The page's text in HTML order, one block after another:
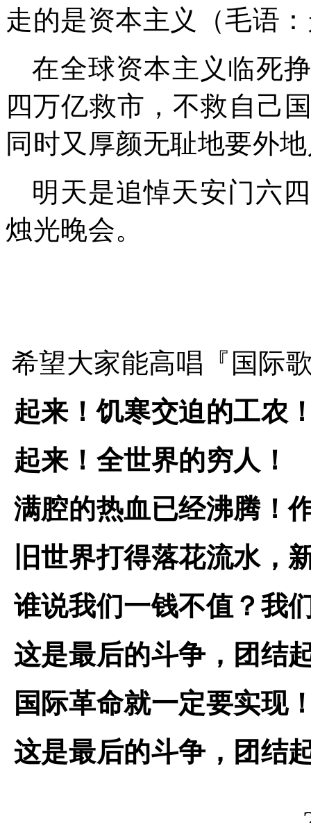
走的是资本主义（毛语
在全球资本主义临死
四万亿救市，不救自己
同时又厚颜无耻地要外
明天是追悼天安门六
烛光晚会。
希望大家能高唱『国际
起来！饥寒交迫的工农
起来！全世界的穷人！
满腔的热血已经沸腾！
旧世界打得落花流水，
谁说我们一钱不值？我
这是最后的斗争，团结
国际革命就一定要实现
这是最后的斗争，团结